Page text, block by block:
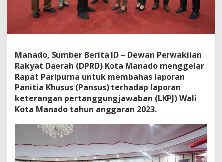
s
W
w
a
l
i
S
u
a
l
A
p
Manado, Sumber Berita ID – Dewan Perwakilan
Rakyat Daerah (DPRD) Kota Manado menggelar
Rapat Paripurna untuk membahas laporan
Panitia Khusus (Pansus) terhadap laporan
keterangan pertanggungjawaban (LKPJ) Wali
Kota Manado tahun anggaran 2023.